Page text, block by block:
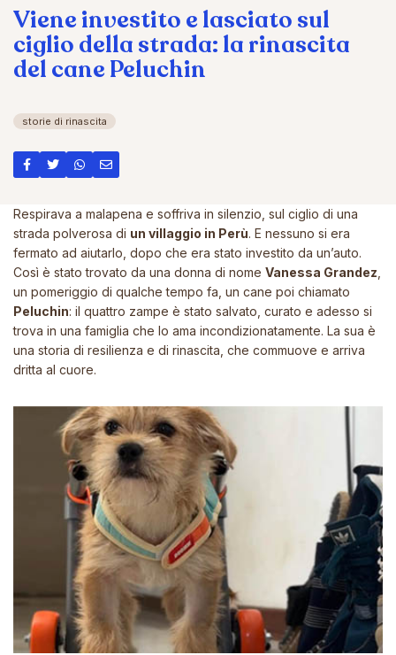
Viene investito e lasciato sul
ciglio della strada: la rinascita
del cane Peluchin
storie di rinascita
Respirava a malapena e soffriva in silenzio, sul ciglio di una
strada polverosa di un villaggio in Perù. E nessuno si era
fermato ad aiutarlo, dopo che era stato investito da un’auto.
Così è stato trovato da una donna di nome Vanessa Grandez
un pomeriggio di qualche tempo fa, un cane poi chiamato
Peluchin: il quattro zampe è stato salvato, curato e adesso si
trova in una famiglia che lo ama incondizionatamente. La sua è
una storia di resilienza e di rinascita, che commuove e arriva
dritta al cuore.